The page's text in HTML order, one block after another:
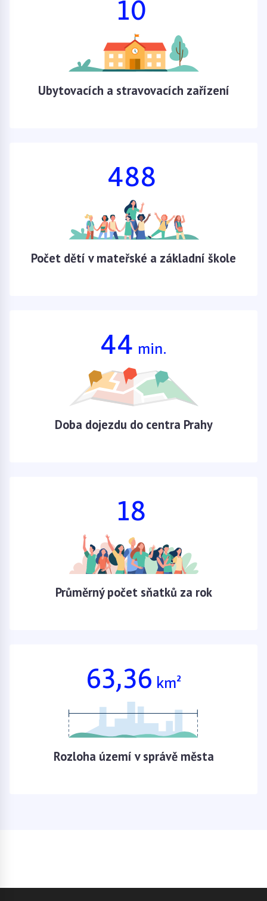
10
Ubytovacích a stravovacích zařízení
488
Počet dětí v mateřské a základní škole
44 min.
Doba dojezdu do centra Prahy
18
Průměrný počet sňatků za rok
63,36 km²
Rozloha území v správě města